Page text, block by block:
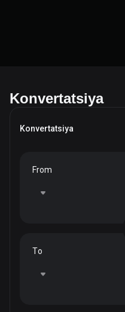
Konvertatsiya
Konvertatsiya
From
To